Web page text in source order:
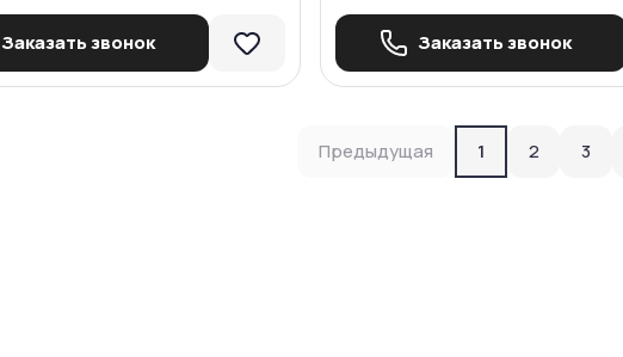
Заказать звонок Заказать звонок
Предыдущая 1 2 3